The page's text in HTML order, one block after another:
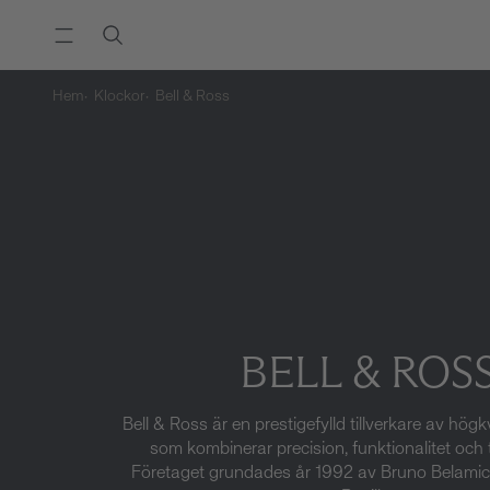
Hem Klockor Bell & Ross
BELL &
Bell & Ross är en prestigefylld tillverkare av
som kombinerar precision, funktionalitet och
Företaget grundades år 1992 av Bruno